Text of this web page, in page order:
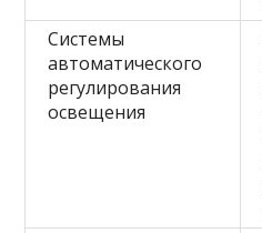
Системы
автоматического
регулирования
освещения